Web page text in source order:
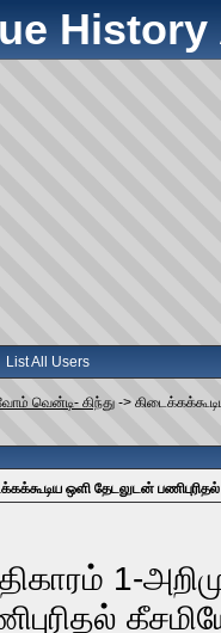
List All Users
வென்டி- கிந்து ->
ஒளி தேடலுடன் பணிபுரிதல்
1-